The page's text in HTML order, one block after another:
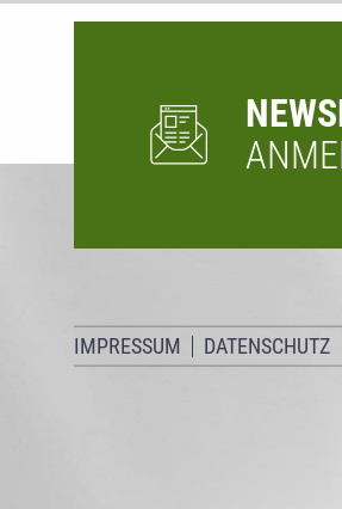
IMPRESSUM DATENSCHUTZ